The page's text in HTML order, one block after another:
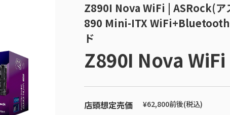
Z890I Nova WiFi | ASRock(
890 Mini-ITX WiFi+Bluetooth
ド
Z890I Nova WiFi
店頭想定売価 ¥62,800前後(税込)